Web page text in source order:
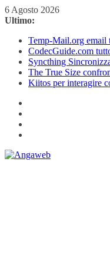
Salta
al
6 Agosto 2026
Ultimo:
Temp-Mail.org email
CodecGuide.com
Syncthing
The True Size
Kiitos per interagire